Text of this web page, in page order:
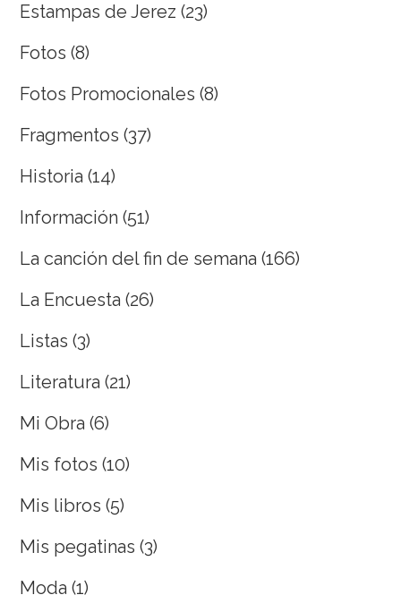
Estampas de Jerez (23)
Fotos (8)
Fotos Promocionales (8)
Fragmentos (37)
Historia (14)
Información (51)
La canción del fin de semana (166)
La Encuesta (26)
Listas (3)
Literatura (21)
Mi Obra (6)
Mis fotos (10)
Mis libros (5)
Mis pegatinas (3)
Moda (1)